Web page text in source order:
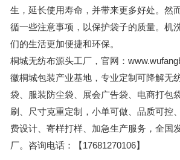
生，延长使用寿命，并带来更多好处。然
循一些注意事项，以保护袋子的质量。机
们的生活更加便捷和环保。
桐城无纺布源头工厂，官网：
徽桐城包装产业基地，专业定制可降解无
袋、服装防尘袋、展会广告袋、电商打包
刷、尺寸克重定制，小单可做、品质可控
费设计、寄样打样、加急生产服务，全国
厂。咨询电话：【17681270106】